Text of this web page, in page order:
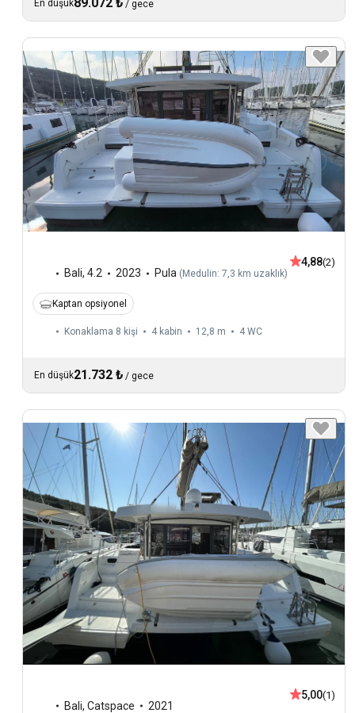
En düşük / gece
Bali, 4.2 2023 Pula ( Medulin: 7,3 km uzaklık)
4,88(2)
Kaptan opsiyonel
Konaklama 8 kişi 4 kabin 12,8 m 4 WC
En düşük21.732 ₺ / gece
Bali, Catspace
2021
5,00(1)